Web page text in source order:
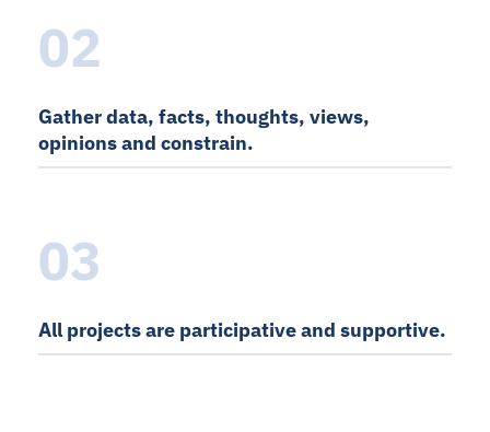
02
Gather data, facts, thoughts, views,
opinions and constrain.
03
All projects are participative and supportive.